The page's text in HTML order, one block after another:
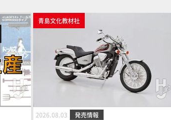
青島文化教材社
2026.08.03 発売情報